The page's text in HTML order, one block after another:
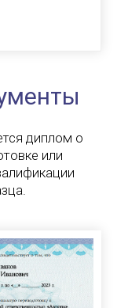
диплом о
или